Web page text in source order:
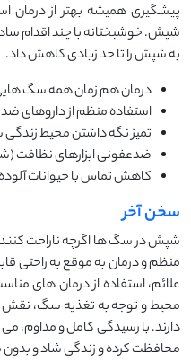
پیشگیری همیشه بهتر از درمان
شپش. خوشبختانه با چند اقدام
به شپش را تا حد زیادی کاهش داد.
درمان هم ‌زمان همه سگ
استفاده منظم از داروهای
تمیز نگه داشتن محیط
ضدعفونی ابزارهای نظافت
کاهش تماس با حیوانات
سخن آخر
شپش در سگ ‌ها اگرچه ناراحت ‌کننده
منظم و درمان به ‌موقع به ‌راحتی
علائم، استفاده از درمان ‌های
محیط و توجه به تغذیه سگ،
دارند. با رسیدگی کامل و
محافظت کرده و زندگی شاد و بدون